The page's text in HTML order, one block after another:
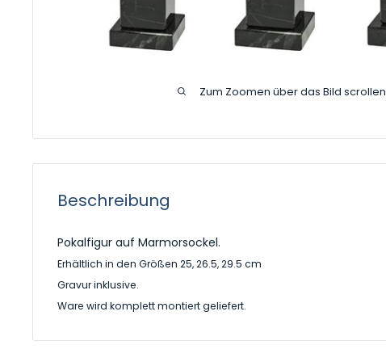
Zum Zoomen über das Bild scrollen
Beschreibung
Pokalfigur auf Marmorsockel.
Erhältlich in den Größen 25, 26.5, 29.5 cm
Gravur inklusive.
Ware wird komplett montiert geliefert.